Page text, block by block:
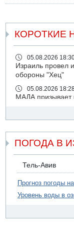
КОРОТКИЕ
05.08.2026
Израиль провел
обороны "Хец"
05.08.2026
МАДА призывает
Бывший посол
05.08.2026
На севере
05.08.2026 13:32
В России горят
05.08.2026
Хуситы
Левые
ПОГОДА В
Тель-Авив
Прогноз погоды
Уровень воды в